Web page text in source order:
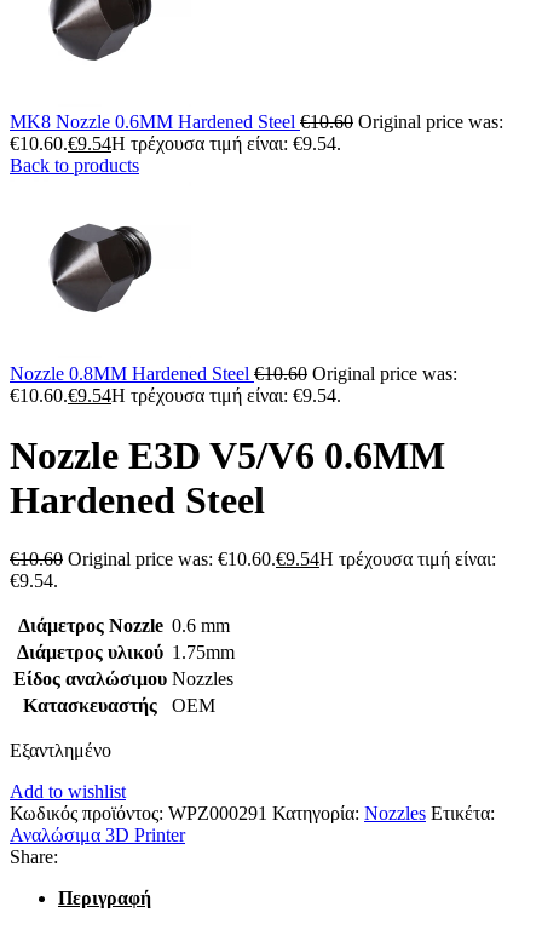
MK8 Nozzle 0.6MM Hardened Steel €10.60 Original price was:
€10.60.€9.54Η τρέχουσα τιμή είναι: €9.54.
Back to products
Nozzle 0.8MM Hardened Steel €10.60 Original price was:
€10.60.€9.54Η τρέχουσα τιμή είναι: €9.54.
Nozzle E3D V5/V6 0.6MM
Hardened Steel
€10.60 Original price was: €10.60.€9.54Η τρέχουσα τιμή είναι:
€9.54.
Διάμετρος Nozzle 0.6 mm
Διάμετρος υλικού 1.75mm
Είδος αναλώσιμου Nozzles
Κατασκευαστής
OEM
Εξαντλημένο
Add to wishlist
Κωδικός προϊόντος: WPZ000291 Κατηγορία: Nozzles Ετικέτα:
Αναλώσιμα 3D Printer
Share:
Περιγραφή